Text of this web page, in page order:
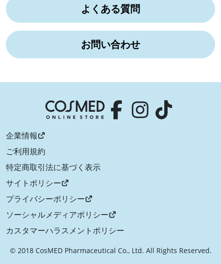
よくある質問
お問い合わせ
企業情報
ご利用規約
特定商取引法に基づく表示
サイトポリシー
プライバシーポリシー
ソーシャルメディアポリシー
カスタマーハラスメントポリシー
© 2018 CosMED Pharmaceutical Co., Ltd. All Rights Reserved.